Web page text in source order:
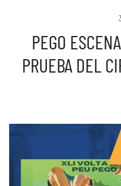
PEGO
PRUEBA DEL